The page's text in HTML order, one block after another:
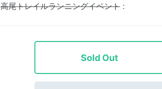
高尾トレイルランニングイベント :
Sold Out